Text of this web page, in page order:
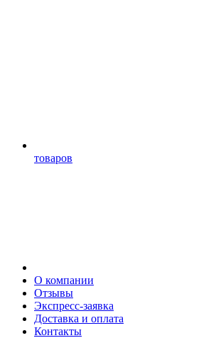
товаров
О компании
Отзывы
Экспресс-заявка
Доставка и оплата
Контакты